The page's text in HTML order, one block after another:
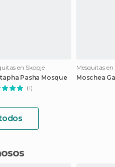
en Skopje
Pasha Mosque
(1)
Mesquitas
Moschea